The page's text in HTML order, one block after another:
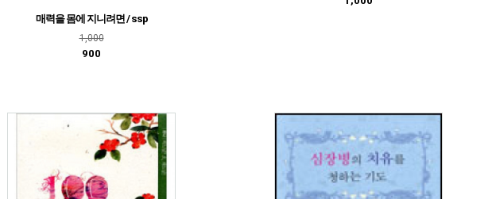
매력을 몸에 지니려면 / ssp
1,000
900